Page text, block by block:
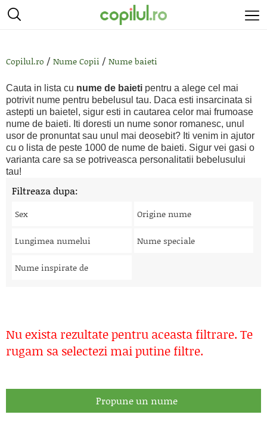
Copilul.ro / Nume Copii / Nume baieti
Cauta in lista cu nume de baieti pentru a alege cel mai
potrivit nume pentru bebelusul tau. Daca esti insarcinata si
astepti un baietel, sigur esti in cautarea celor mai frumoase
nume de baieti. Iti doresti un nume sonor romanesc, unul
usor de pronuntat sau unul mai deosebit? Iti venim in ajutor
cu o lista de peste 1000 de nume de baieti. Sigur vei gasi o
varianta care sa se potriveasca personalitatii bebelusului
tau!
Filtreaza dupa:
Sex Origine nume
Lungimea numelui Nume speciale
Nume inspirate de
Nu exista rezultate pentru aceasta filtrare. Te
rugam sa selectezi mai putine filtre.
Propune un nume